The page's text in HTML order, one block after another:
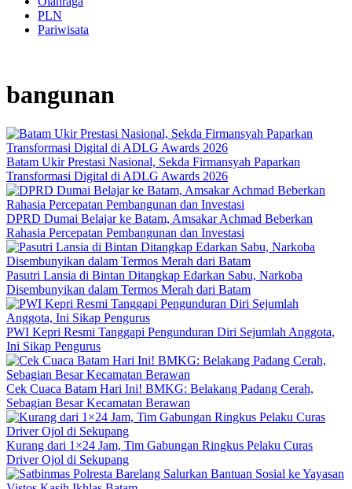
PLN
Pariwisata
bangunan
Batam Ukir Prestasi Nasional, Sekda Firmansyah Paparkan
Transformasi Digital di ADLG Awards 2026
DPRD Dumai Belajar ke Batam, Amsakar Achmad Beberkan
Rahasia Percepatan Pembangunan dan Investasi
Pasutri Lansia di Bintan Ditangkap Edarkan Sabu, Narkoba
Disembunyikan dalam Termos Merah dari Batam
PWI Kepri Resmi Tanggapi Pengunduran Diri Sejumlah Anggota,
Ini Sikap Pengurus
Cek Cuaca Batam Hari Ini! BMKG: Belakang Padang Cerah,
Sebagian Besar Kecamatan Berawan
Kurang dari 1×24 Jam, Tim Gabungan Ringkus Pelaku Curas
Driver Ojol di Sekupang